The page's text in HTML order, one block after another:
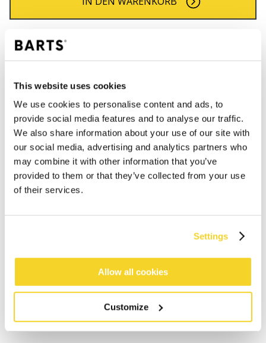
This website uses cookies
We use cookies to personalise content and ads, to
provide social media features and to analyse our traffic.
We also share information about your use of our site with
our social media, advertising and analytics partners who
may combine it with other information that you’ve
provided to them or that they’ve collected from your use
of their services.
Settings
Allow all cookies
Customize
Bestellungen, die vor 12 Uhr MEZ (Montag bis
Kostenlose Lieferung für Bestellungen über 50€
30 Tage Rückgaberecht
BESCHREIBUNG
Melange-Mütze für Herren
Übergangspassung
Perfekt kombinierbar mit dem Willian Scarf
MATERIALIEN UND DETAILS